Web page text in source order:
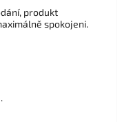
produkt
spokojeni.